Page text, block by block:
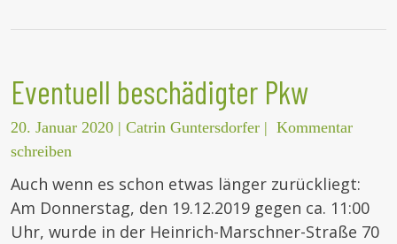
Eventuell beschädigter Pkw
20. Januar 2020 | Catrin Guntersdorfer | Kommentar
schreiben
Auch wenn es schon etwas länger zurückliegt:
Am Donnerstag, den 19.12.2019 gegen ca. 11:00
Uhr, wurde in der Heinrich-Marschner-Straße 70